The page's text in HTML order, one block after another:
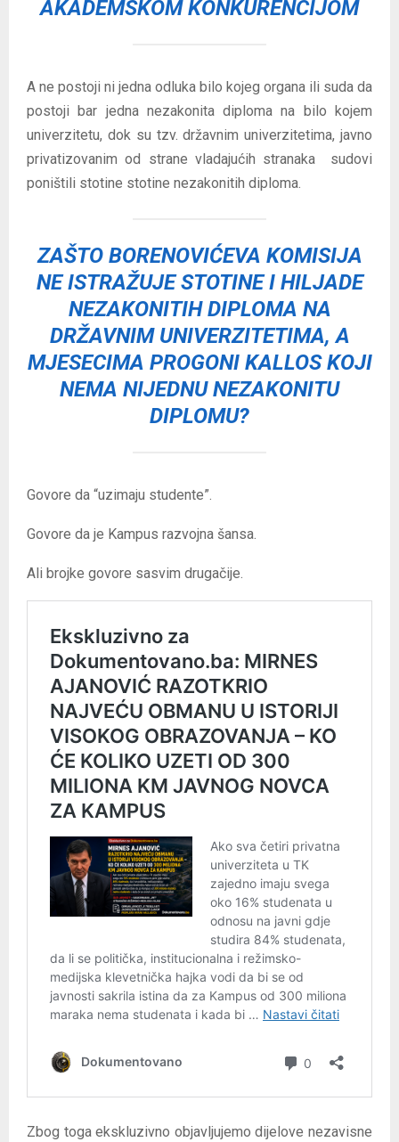
AKADEMSKOM KONKURENCIJOM
A ne postoji ni jedna odluka bilo kojeg organa ili suda da
postoji bar jedna nezakonita diploma na bilo kojem
univerzitetu, dok su tzv. državnim univerzitetima, javno
privatizovanim od strane vladajućih stranaka sudovi
poništili stotine stotine nezakonitih diploma.
ZAŠTO BORENOVIĆEVA KOMISIJA
NE ISTRAŽUJE STOTINE I HILJADE
NEZAKONITIH DIPLOMA NA
DRŽAVNIM UNIVERZITETIMA, A
MJESECIMA PROGONI KALLOS KOJI
NEMA NIJEDNU NEZAKONITU
DIPLOMU?
Govore da “uzimaju studente”.
Govore da je Kampus razvojna šansa.
Ali brojke govore sasvim drugačije.
Zbog toga ekskluzivno objavljujemo dijelove nezavisne